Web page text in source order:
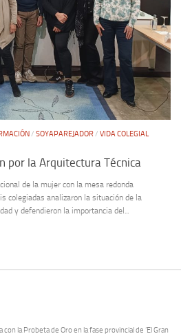
/ SOYAPAREJADOR/ VIDA COLEGIAL
por la Arquitectura Técnica
de la mujer con la mesa redonda
colegiadas analizaron la situación de la
y defendieron la importancia del...
con la Probeta de Oro en la fase provincial de ‘El Gran